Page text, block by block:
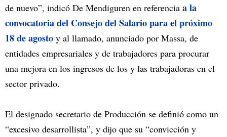
de nuevo”, indicó De Mendiguren en referencia a la
convocatoria del Consejo del Salario para el próximo
18 de agosto y al llamado, anunciado por Massa, de
entidades empresariales y de trabajadores para procurar
una mejora en los ingresos de los y las trabajadoras en el
sector privado.
El designado secretario de Producción se definió como un
“excesivo desarrollista”, y dijo que su “convicción y